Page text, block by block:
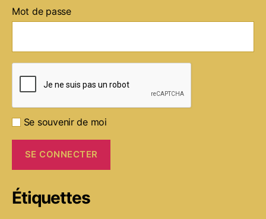
Mot de passe
Se souvenir de moi
Étiquettes